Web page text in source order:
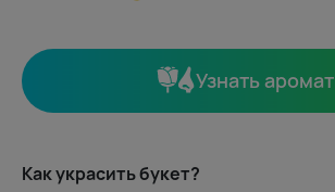
Узнать аромат
Как украсить букет?